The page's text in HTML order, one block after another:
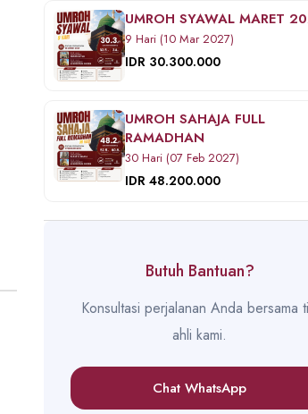
UMROH SYAWAL MARET
9 Hari (10 Mar 2027)
IDR 30.300.000
UMROH SAHAJA FULL
RAMADHAN
30 Hari (07 Feb 2027)
IDR 48.200.000
Butuh Bantuan?
Konsultasi perjalanan Anda bersama
ahli kami.
Chat WhatsApp